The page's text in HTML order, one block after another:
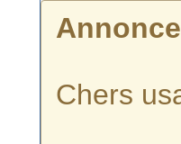
Annonce
Chers